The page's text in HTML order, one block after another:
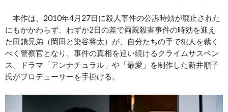
本作は、2010年4月27日に殺人事件の公訴時効が廃止された
にもかかわらず、わずか2日の差で両親殺害事件の時効を迎え
た田鎖兄弟（岡田と染谷将太）が、自分たちの手で犯人を裁く
べく警察官となり、事件の真相を追い続けるクライムサスペン
ス。ドラマ「アンナチュラル」や「最愛」を制作した新井順子
氏がプロデューサーを手掛ける。